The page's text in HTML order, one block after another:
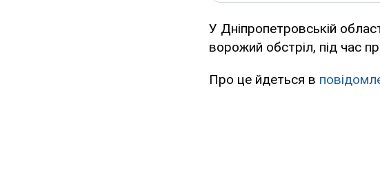
У Дніпропетровській
ворожий обстріл, під час
Про це йдеться в